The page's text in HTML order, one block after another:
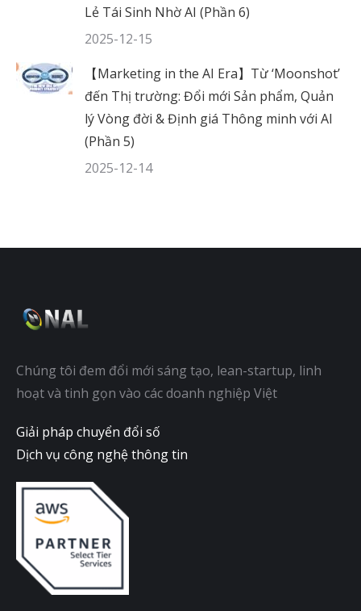
Lẻ Tái Sinh Nhờ AI (Phần 6)
2025-12-15
【Marketing in the AI Era】Từ ‘Moonshot’
đến Thị trường: Đổi mới Sản phẩm, Quản
lý Vòng đời & Định giá Thông minh với AI
(Phần 5)
2025-12-14
Chúng tôi đem đổi mới sáng tạo, lean-startup, linh
hoạt và tinh gọn vào các doanh nghiệp Việt
Giải pháp chuyển đổi số
Dịch vụ công nghệ thông tin